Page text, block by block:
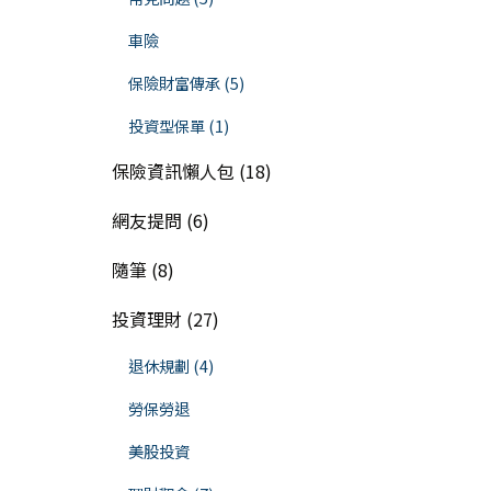
車險
保險財富傳承 (5)
投資型保單 (1)
保險資訊懶人包 (18)
網友提問 (6)
隨筆 (8)
投資理財 (27)
退休規劃 (4)
勞保勞退
美股投資